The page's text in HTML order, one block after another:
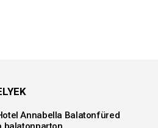
Annabella Balatonfüred